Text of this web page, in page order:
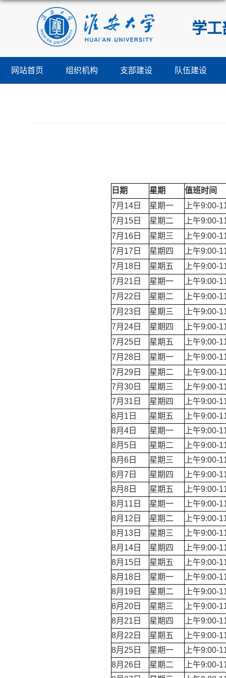
学工
网站首页 组织机构 支部建设 队伍建设
日期 星期
值班时间
7月14日
星期一
上午9:00-
7月15日
星期二
上午9:00-
7月16日
星期三
上午9:00-
7月17日
星期四
上午9:00-
7月18日
星期五
上午9:00-
7月21日
星期一
上午9:00-
7月22日
星期二
上午9:00-
7月23日
星期三
上午9:00-
7月24日
星期四
上午9:00-
7月25日
星期五
上午9:00-
7月28日
星期一
上午9:00-
7月29日
星期二
上午9:00-
7月30日
星期三
上午9:00-
7月31日
星期四
上午9:00-
8月1日
星期五
上午9:00-
8月4日
星期一
上午9:00-
8月5日
星期二
上午9:00-
8月6日
星期三
上午9:00-
8月7日
星期四
上午9:00-
8月8日
星期五
上午9:00-
8月11日
星期一
上午9:00-
8月12日
星期二
上午9:00-
8月13日
星期三
上午9:00-
8月14日
星期四
上午9:00-
8月15日
星期五
上午9:00-
8月18日
星期一
上午9:00-
8月19日
星期二
上午9:00-
8月20日
星期三
上午9:00-
8月21日
星期四
上午9:00-
8月22日
星期五
上午9:00-
8月25日
星期一
上午9:00-
8月26日
星期二
上午9:00-